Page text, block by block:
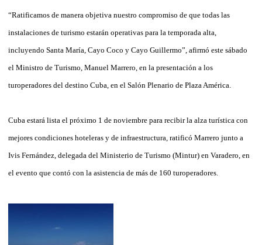
“Ratificamos de manera objetiva nuestro compromiso de que todas las
instalaciones de turismo estarán operativas para la temporada alta,
incluyendo Santa María, Cayo Coco y Cayo Guillermo”, afirmó este sábado
el Ministro de Turismo, Manuel Marrero, en la presentación a los
turoperadores del destino Cuba, en el Salón Plenario de Plaza América.
Cuba estará lista el próximo 1 de noviembre para recibir la alza turística con
mejores condiciones hoteleras y de infraestructura, ratificó Marrero junto a
Ivis Fernández, delegada del Ministerio de Turismo (Mintur) en Varadero, en
el evento que contó con la asistencia de más de 160 turoperadores.